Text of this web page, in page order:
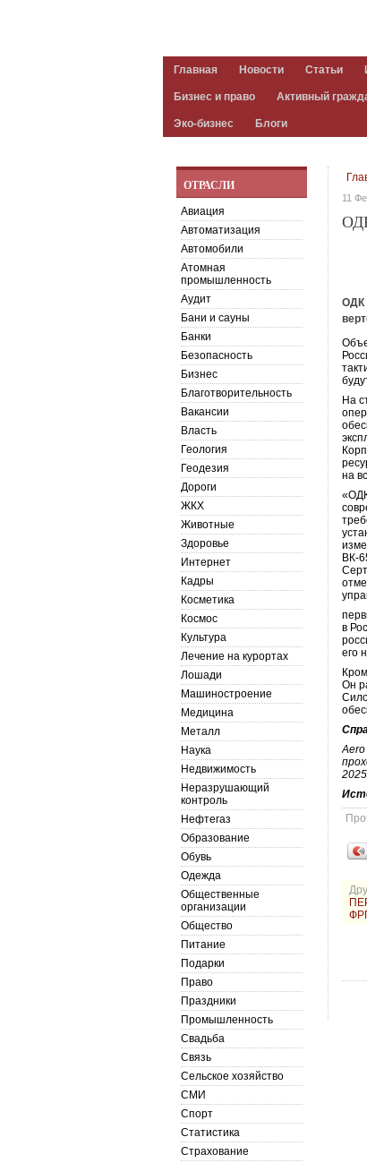
Главная Новости Статьи
Бизнес и право Активный
Эко-бизнес Блоги
11
ОДК
На
на
ВК-
в
его
Он
ОТРАСЛИ
Авиация
Автоматизация
Автомобили
Атомная
промышленность
Аудит
Бани и сауны
Банки
Безопасность
Бизнес
Благотворительность
Вакансии
Власть
Геология
Геодезия
Дороги
ЖКХ
Животные
Здоровье
Интернет
Кадры
Косметика
Космос
Культура
Лечение на курортах
Лошади
Машиностроение
Медицина
Металл
Наука
Недвижимость
Неразрушающий
контроль
Нефтегаз
Образование
Обувь
Одежда
Общественные
организации
Общество
Питание
Подарки
Право
Праздники
Промышленность
Свадьба
Связь
Сельское хозяйство
СМИ
Спорт
Статистика
Страхование